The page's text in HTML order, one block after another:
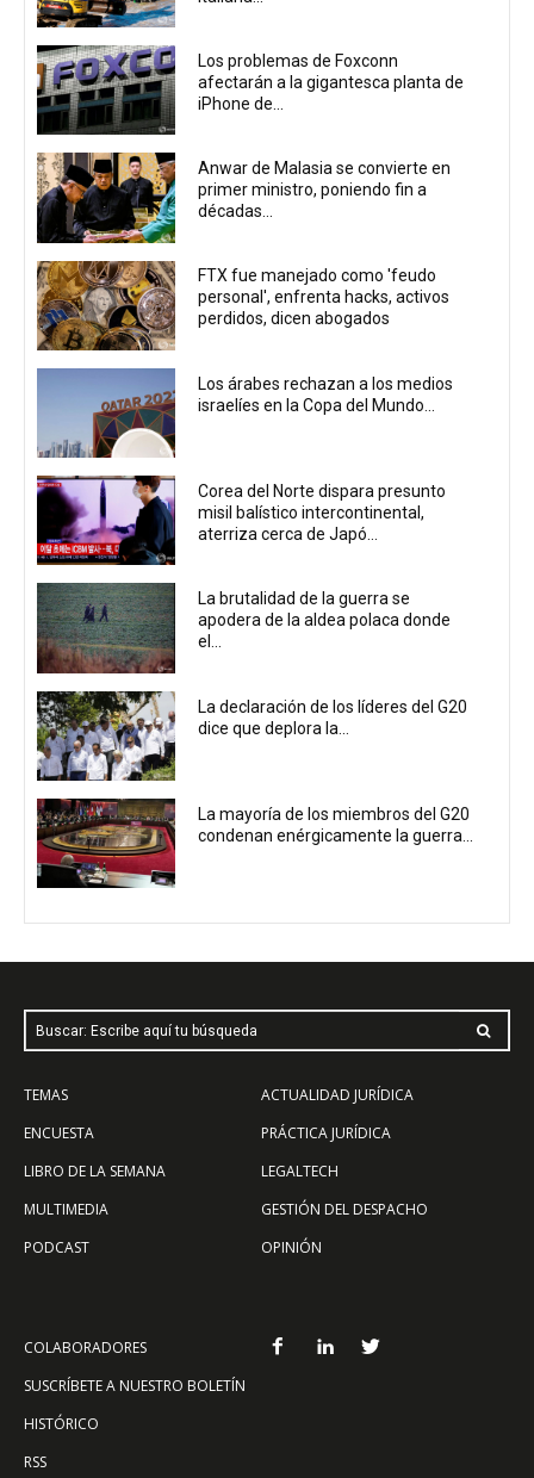
Los problemas de Foxconn
afectarán a la gigantesca planta de
iPhone de...
Anwar de Malasia se convierte en
primer ministro, poniendo fin a
décadas...
FTX fue manejado como 'feudo
personal', enfrenta hacks, activos
perdidos, dicen abogados
Los árabes rechazan a los medios
israelíes en la Copa del Mundo...
Corea del Norte dispara presunto
misil balístico intercontinental,
aterriza cerca de Japó...
La brutalidad de la guerra se
apodera de la aldea polaca donde
el...
La declaración de los líderes del G20
dice que deplora la...
La mayoría de los miembros del G20
condenan enérgicamente la guerra...
Buscar: Escribe aquí tu búsqueda
TEMAS
ENCUESTA
LIBRO DE LA SEMANA
MULTIMEDIA
PODCAST
ACTUALIDAD JURÍDICA
PRÁCTICA JURÍDICA
LEGALTECH
GESTIÓN DEL DESPACHO
OPINIÓN
COLABORADORES
SUSCRÍBETE A NUESTRO BOLETÍN
HISTÓRICO
RSS